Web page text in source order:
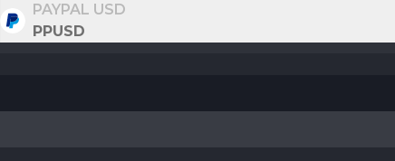
PAYPAL USD
PPUSD